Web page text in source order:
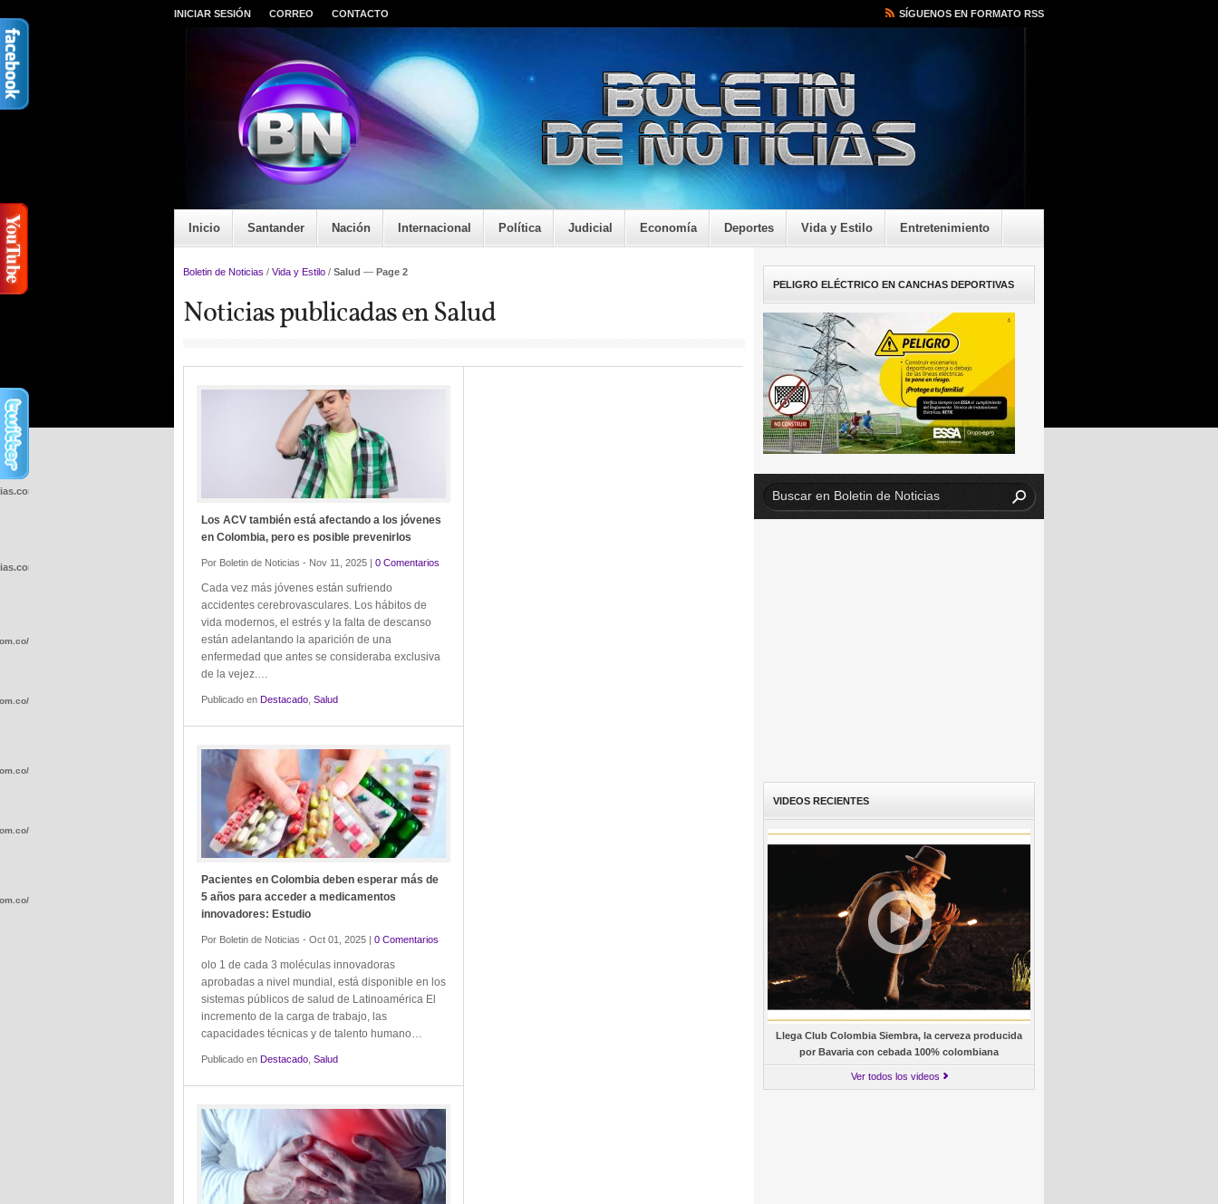
INICIAR SESIÓN CORREO CONTACTO SÍGUENOS EN FORMATO RSS
Inicio Santander Nación Internacional Política Judicial Economía Deportes Vida y Estilo Entretenimiento
Boletin de Noticias / Vida y Estilo / Salud — Page 2
Noticias publicadas en Salud
Los ACV también está afectando a los jóvenes
en Colombia, pero es posible prevenirlos
Por Boletin de Noticias - Nov 11, 2025 | 0 Comentarios
Cada vez más jóvenes están sufriendo
accidentes cerebrovasculares. Los hábitos de
vida modernos, el estrés y la falta de descanso
están adelantando la aparición de una
enfermedad que antes se consideraba exclusiva
de la vejez.…
Publicado en Destacado Salud
Pacientes en Colombia deben esperar más de
5 años para acceder a medicamentos
innovadores: Estudio
Por Boletin de Noticias - Oct 01, 2025 | 0 Comentarios
olo 1 de cada 3 moléculas innovadoras
aprobadas a nivel mundial, está disponible en los
sistemas públicos de salud de Latinoamérica El
incremento de la carga de trabajo, las
capacidades técnicas y de talento humano…
Publicado en Destacado Salud
PELIGRO ELÉCTRICO EN CANCHAS DEPORTIVAS
VIDEOS RECIENTES
Llega Club Colombia Siembra, la cerveza producida
por Bavaria con cebada 100% colombiana
Ver todos los videos
wp-
wp-
wp-
wp-
wp-
wp-
wp-